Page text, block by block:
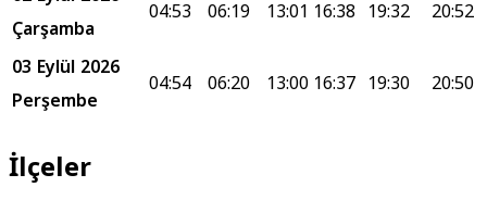
Çarşamba
04:53 06:19 13:01 16:38 19:32
20:52
03 Eylül 2026
Perşembe
04:54 06:20 13:0016:37 19:30 20:50
İlçeler